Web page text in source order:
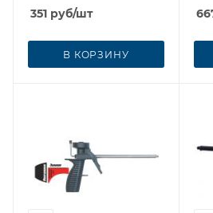
Оптимальный
351 руб/шт
В КОРЗИНУ